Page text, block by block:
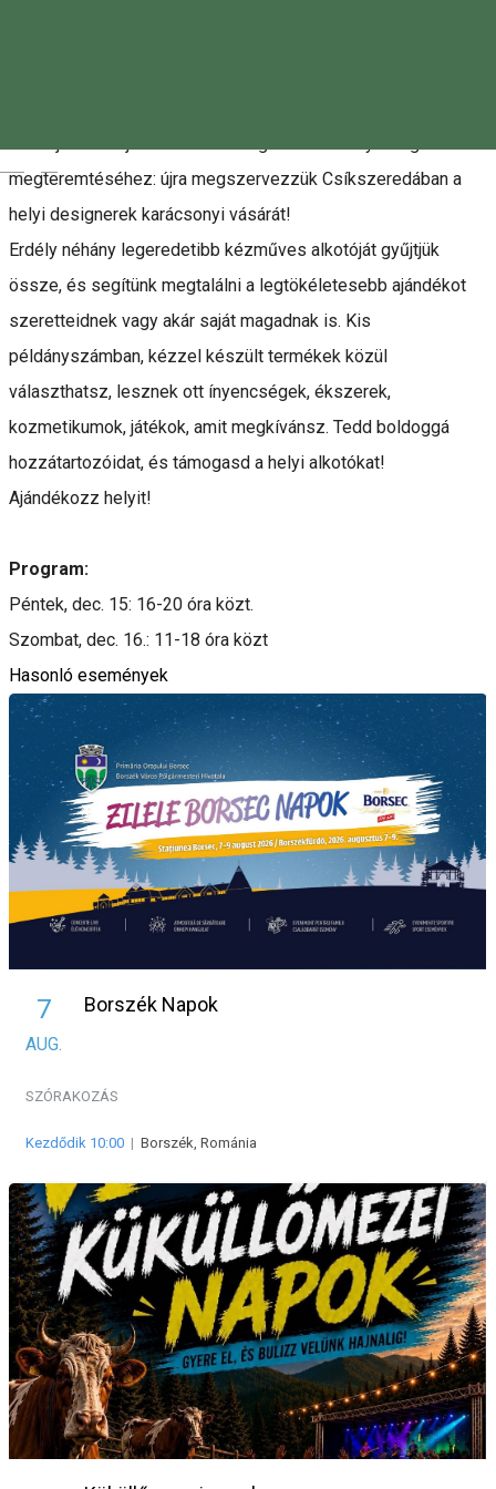
megteremtéséhez: újra megszervezzük Csíkszeredában a
helyi designerek karácsonyi vásárát!
Erdély néhány legeredetibb kézműves alkotóját gyűjtjük
össze, és segítünk megtalálni a legtökéletesebb ajándékot
szeretteidnek vagy akár saját magadnak is. Kis
példányszámban, kézzel készült termékek közül
választhatsz, lesznek ott ínyencségek, ékszerek,
kozmetikumok, játékok, amit megkívánsz. Tedd boldoggá
hozzátartozóidat, és támogasd a helyi alkotókat!
Ajándékozz helyit!
Program:
Péntek, dec. 15: 16-20 óra közt.
Szombat, dec. 16.: 11-18 óra közt
Hasonló események
7
AUG.
Borszék Napok
SZÓRAKOZÁS
Kezdődik 10:00 | Borszék, Románia